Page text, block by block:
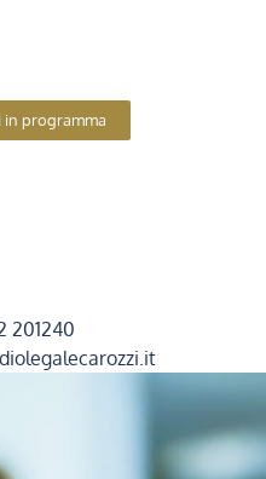
programma
201240